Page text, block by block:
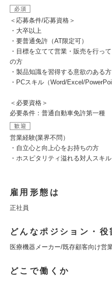
必須
＜応募条件/応募資格＞
・大卒以上
・要普通免許（AT限定可）
・目標を立てて営業・販売を行っ
の方
・製品知識を習得する意欲のある方
・PCスキル（Word/Excel/
＜必要資格＞
必要条件：普通自動車免許第一種
歓迎
営業経験(業界不問）
・自立心と向上心をお持ちの方
・ホスピタリティ溢れる対人スキ
雇用形態は
正社員
どんなポジション・役
医療機器メーカー/既存顧客向け営
どこで働くか